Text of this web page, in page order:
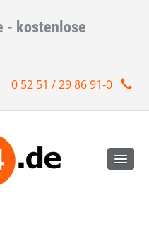
- kostenlose
0 52 51 / 29 86 91-0